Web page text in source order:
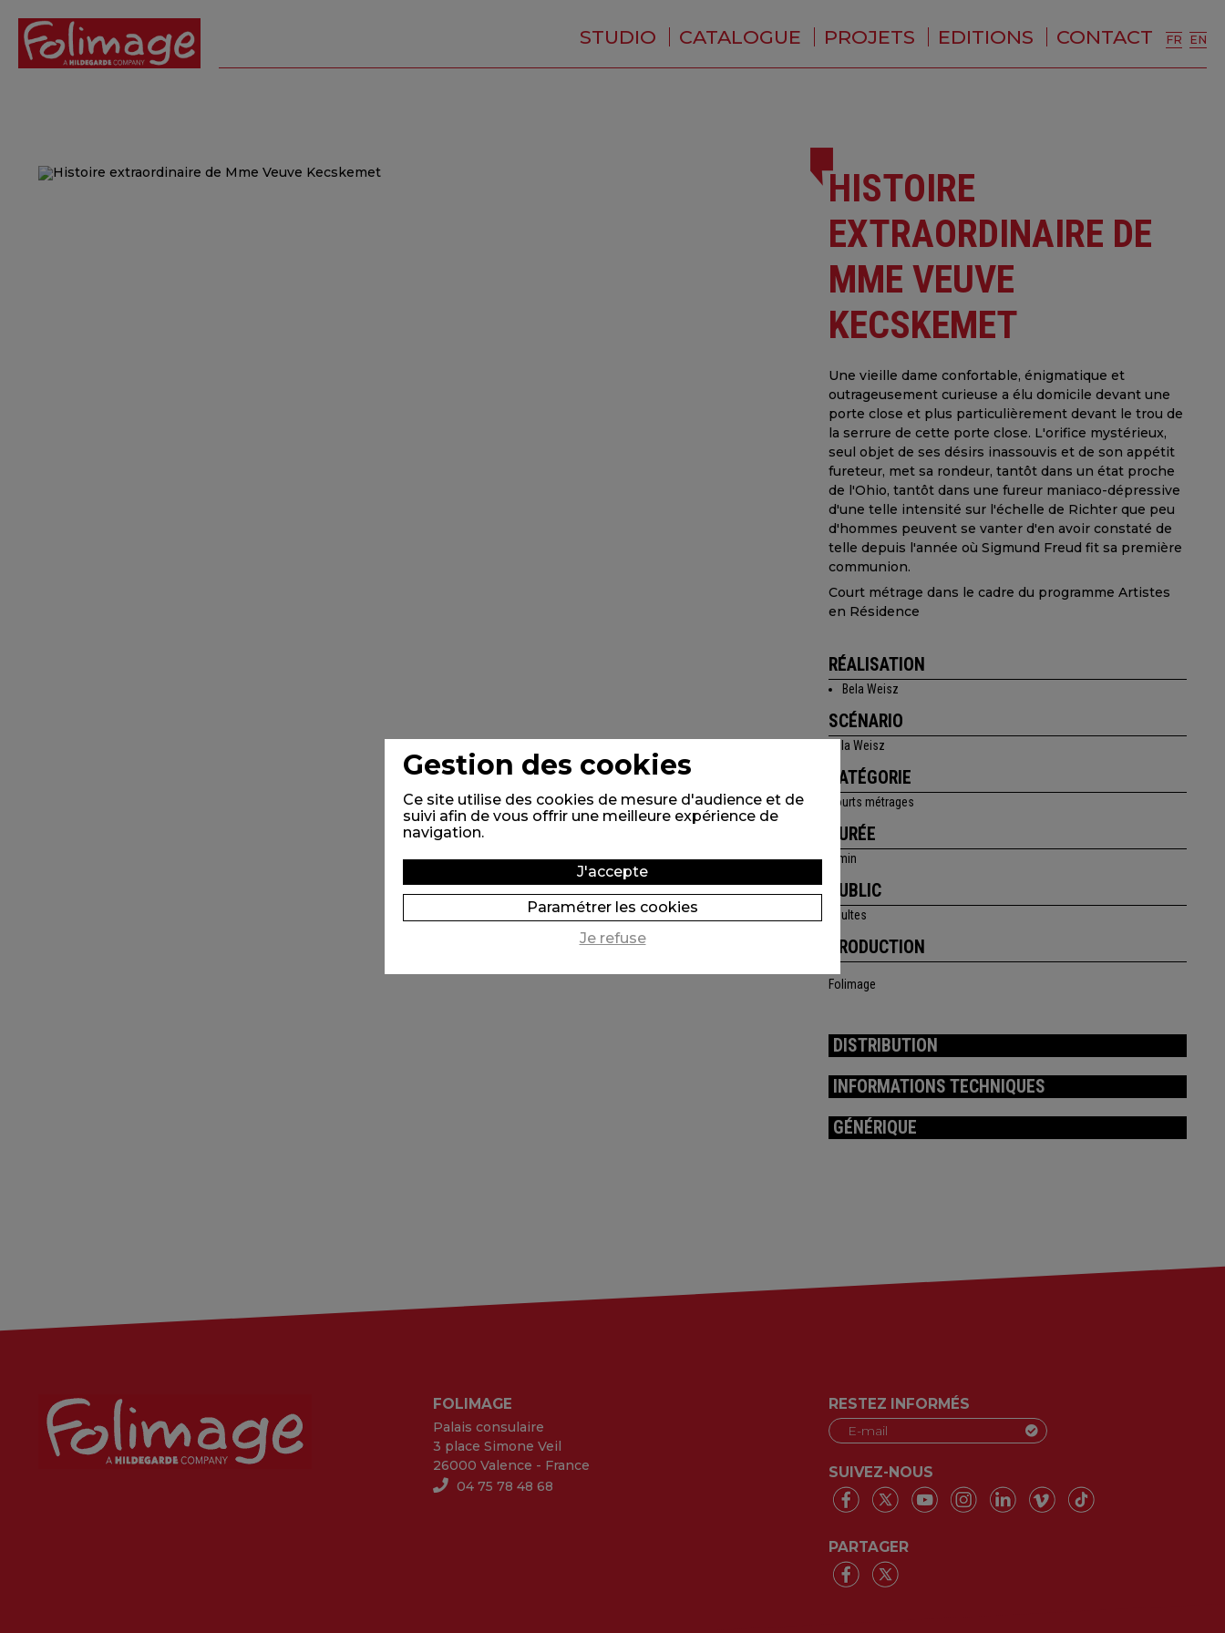
STUDIO
QUI SOMMES-NOUS ?
CATALOGUE PROJETS EDITIONS CONTACT FR EN
HISTOIRE
EXTRAORDINAIRE DE
MME VEUVE
KECSKEMET
Une vieille dame confortable, énigmatique et
outrageusement curieuse a élu domicile devant une
porte close et plus particulièrement devant le trou de
la serrure de cette porte close. L'orifice mystérieux,
seul objet de ses désirs inassouvis et de son appétit
fureteur, met sa rondeur, tantôt dans un état proche
de l'Ohio, tantôt dans une fureur maniaco-dépressive
d'une telle intensité sur l'échelle de Richter que peu
d'hommes peuvent se vanter d'en avoir constaté de
telle depuis l'année où Sigmund Freud fit sa première
communion.
Court métrage dans le cadre du programme Artistes
en Résidence
RÉALISATION
Bela Weisz
SCÉNARIO
Bela Weisz
CATÉGORIE
courts métrages
DURÉE
4 min
PUBLIC
adultes
PRODUCTION
Folimage
DISTRIBUTION
INFORMATIONS TECHNIQUES
GÉNÉRIQUE
FOLIMAGE
Palais consulaire
3 place Simone Veil
26000 Valence - France
04 75 78 48 68
RESTEZ INFORMÉS
SUIVEZ-NOUS
PARTAGER
Gestion des cookies
Ce site utilise des cookies de mesure d'audience et de
suivi afin de vous offrir une meilleure expérience de
navigation.
J'accepte
Paramétrer les cookies
Je refuse